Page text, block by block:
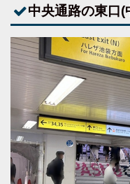
中央通路の東口